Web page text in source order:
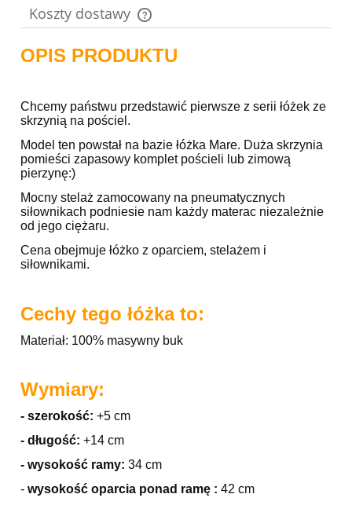
Koszty dostawy
Cena nie zawiera ewentualnych kosztów płatności
OPIS PRODUKTU
Chcemy państwu przedstawić pierwsze z serii łóżek ze
skrzynią na pościel.
Model ten powstał na bazie łóżka Mare. Duża skrzynia
pomieści zapasowy komplet pościeli lub zimową
pierzynę:)
Mocny stelaż zamocowany na pneumatycznych
siłownikach podniesie nam każdy materac niezależnie
od jego ciężaru.
Cena obejmuje łóżko z oparciem, stelażem i
siłownikami.
Cechy tego łóżka to:
Materiał: 100% masywny buk
Wymiary:
- szerokość: +5 cm
- długość: +14 cm
- wysokość ramy: 34 cm
- wysokość oparcia ponad ramę : 42 cm